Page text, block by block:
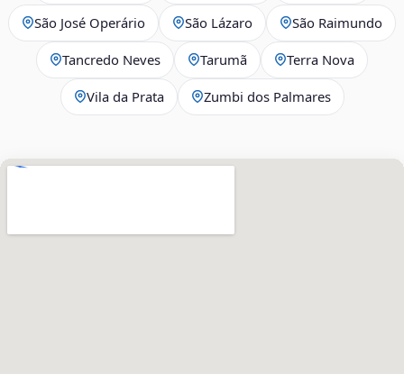
São José Operário São Lázaro São Raimundo
Tancredo Neves Tarumã Terra Nova
Vila da Prata Zumbi dos Palmares